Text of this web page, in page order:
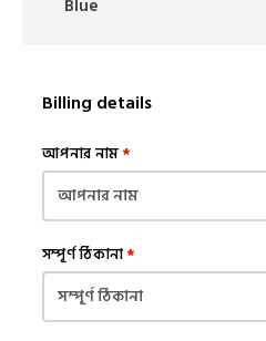
Billing details
আপনার নাম*
সম্পূর্ণ ঠিকানা*